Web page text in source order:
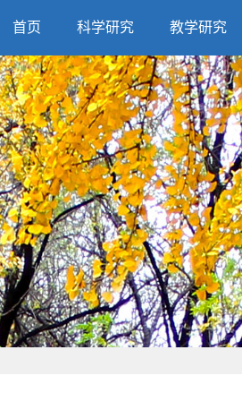
首页 科学研究 教学研究